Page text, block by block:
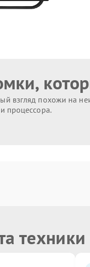
взгляд похожи на
процессора.